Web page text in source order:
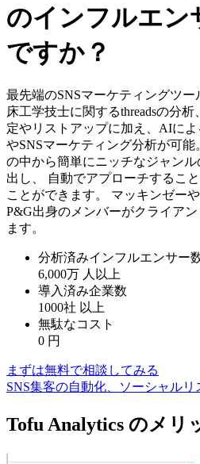
のインフルエン
ですか？
最先端のSNSマーケティングツー
床工学技士に関するthreadsの分
定やリストアップに加え、AIに
やSNSマーケティング分析が可能
の中から簡単にニッチなジャン
出し、 自動でアプローチするこ
ことができます。 マッキンゼー
P&G出身のメンバーがクライア
ます。
分析済みインフルエンサー
6,000万 人以上
導入済み企業数
1000社 以上
無駄なコスト
0 円
まずは無料で相談してみる
SNS集客の自動化、ソーシャル
Tofu Analytics のメリ